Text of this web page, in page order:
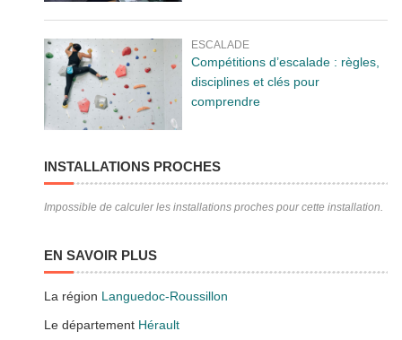
ESCALADE
Compétitions d’escalade : règles,
disciplines et clés pour
comprendre
INSTALLATIONS PROCHES
Impossible de calculer les installations proches pour cette installation.
EN SAVOIR PLUS
La région Languedoc-Roussillon
Le département Hérault